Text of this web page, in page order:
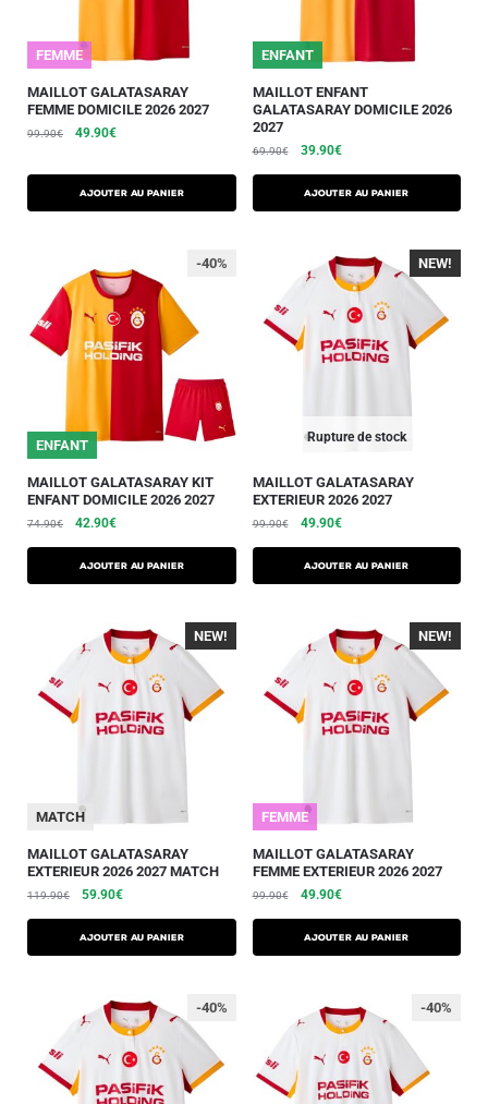
FEMME
MAILLOT GALATASARAY
FEMME DOMICILE 2026 2027
99.90€ 49.90€
AJOUTER AU PANIER
25/26
ENFANT
MAILLOT ENFANT
GALATASARAY DOMICILE 2026
2027
69.90€ 39.90€
AJOUTER AU PANIER
-40%
25/26
ENFANT
MAILLOT GALATASARAY KIT
ENFANT DOMICILE 2026 2027
74.90€ 42.90€
AJOUTER AU PANIER
Rupture de stock
-40%
NEW!
MAILLOT GALATASARAY
EXTERIEUR 2026 2027
99.90€ 49.90€
AJOUTER AU PANIER
-40%
NEW!
MATCH
MAILLOT GALATASARAY
EXTERIEUR 2026 2027 MATCH
119.90€ 59.90€
AJOUTER AU PANIER
-40%
NEW!
FEMME
MAILLOT GALATASARAY
FEMME EXTERIEUR 2026 2027
99.90€ 49.90€
AJOUTER AU PANIER
-40% -40%